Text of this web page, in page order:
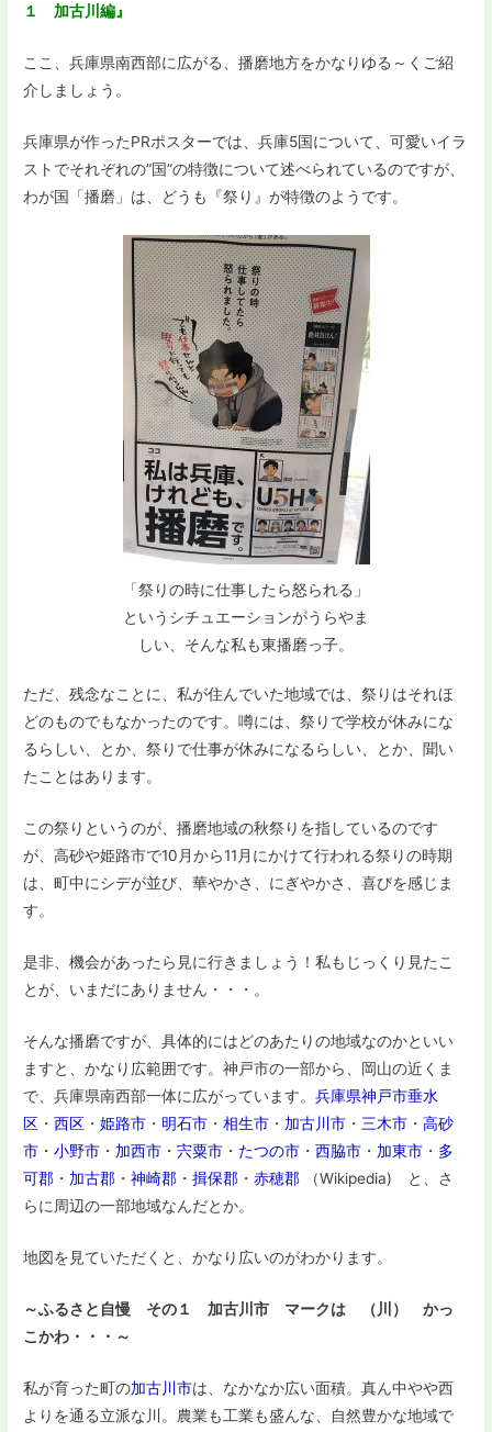
１ 加古川編』
ここ、兵庫県南西部に広がる、播磨地方をかなりゆる～くご紹
介しましょう。
兵庫県が作ったPRポスターでは、兵庫5国について、可愛いイラ
ストでそれぞれの”国”の特徴について述べられているのですが、
わが国「播磨」は、どうも『祭り』が特徴のようです。
「祭りの時に仕事したら怒られる」
というシチュエーションがうらやま
しい、そんな私も東播磨っ子。
ただ、残念なことに、私が住んでいた地域では、祭りはそれほ
どのものでもなかったのです。噂には、祭りで学校が休みにな
るらしい、とか、祭りで仕事が休みになるらしい、とか、聞い
たことはあります。
この祭りというのが、播磨地域の秋祭りを指しているのです
が、高砂や姫路市で10月から11月にかけて行われる祭りの時期
は、町中にシデが並び、華やかさ、にぎやかさ、喜びを感じま
す。
是非、機会があったら見に行きましょう！私もじっくり見たこ
とが、いまだにありません・・・。
そんな播磨ですが、具体的にはどのあたりの地域なのかといい
ますと、かなり広範囲です。神戸市の一部から、岡山の近くま
で、兵庫県南西部一体に広がっています。兵庫県神戸市垂水
区 ・西区 ・姫路市 ・ 明石市 ・相生市 ・ 加古川市 ・ 三木市 ・高砂
市 ・小野市 ・ 加西市 ・宍粟市 ・ たつの市 ・西脇市 ・ 加東市 ・ 多
可郡 ・ 加古郡 ・神崎郡 ・揖保郡 ・赤穂郡 （Wikipedia) と、さ
らに周辺の一部地域なんだとか。
地図を見ていただくと、かなり広いのがわかります。
～ふるさと自慢 その１ 加古川市 マークは （川） かっ
こかわ・・・～
私が育った町の加古川市は、なかなか広い面積。真ん中やや西
よりを通る立派な川。農業も工業も盛んな、自然豊かな地域で